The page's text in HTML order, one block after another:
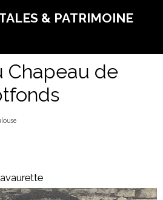
& PATRIMOINE
Chapeau de